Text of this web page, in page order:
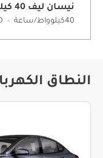
نيسان ليف 40 كيلو واط ساعة
40كيلوواط/ساعة
النطاق